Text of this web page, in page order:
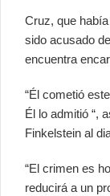
Cruz, que
sido acusado
encuentra
“Él cometió
Él lo admitió “,
Finkelstein al
“El crimen es
reducirá a un